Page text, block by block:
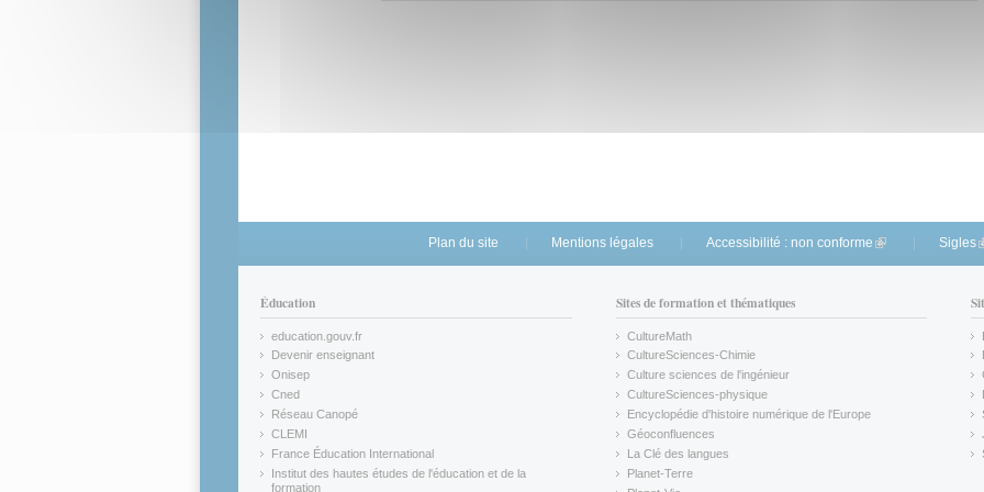
Plan du site Mentions légales Accessibilité : non conforme (link is external)
Sigles
Éducation
education.gouv.fr
(link is external)
Devenir enseignant
(link is external)
Onisep
(link is external)
Cned
(link is external)
Réseau Canopé
(link is external)
CLEMI
(link is external)
France Éducation International
(link is external)
Institut des hautes études de l'éducation et de la
formation
Sites de formation et thématiques
CultureMath
(link is external)
CultureSciences-Chimie
(link is external)
Culture sciences de l'ingénieur
CultureSciences-physique
(link is external)
Encyclopédie d'histoire numérique de l'Europe
(link is external)
Géoconfluences
(link is external)
La Clé des langues
(link is external)
Planet-Terre
(link is external)